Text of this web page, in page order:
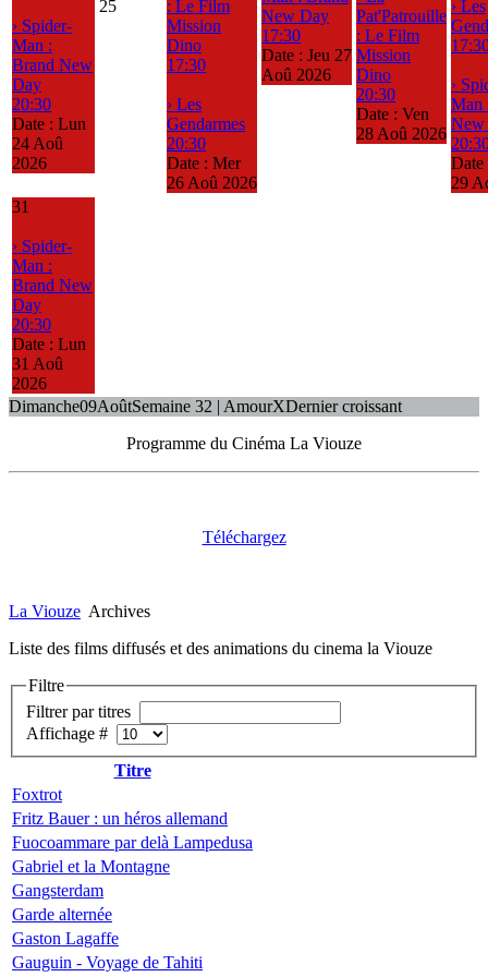
› Spider-
Man :
Brand New
Day
20:30
Date : Lun
24 Aoû
2026
25
: Le Film
Mission
Dino
17:30
› Les
Gendarmes
20:30
Date : Mer
26 Aoû 2026
New Day
17:30
Date : Jeu 27
Aoû 2026
Pat'Patrouille
: Le Film
Mission
Dino
20:30
Date : Ven
28 Aoû 2026
› Les
›
Man
New
29
31
› Spider-
Man :
Brand New
Day
20:30
Date : Lun
31 Aoû
2026
Dimanche09AoûtSemaine 32 | AmourXDernier croissant
Programme du Cinéma La Viouze
Téléchargez
La Viouze Archives
Liste des films diffusés et des animations du cinema la Viouze
Filtre
Filtrer par titres
Affichage #
Titre
Foxtrot
Fritz Bauer : un héros allemand
Fuocoammare par delà Lampedusa
Gabriel et la Montagne
Gangsterdam
Garde alternée
Gaston Lagaffe
Gauguin - Voyage de Tahiti